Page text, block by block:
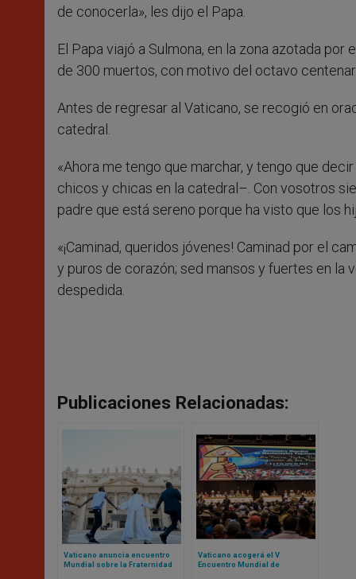
de conocerla», les dijo el Papa.
El Papa viajó a Sulmona, en la zona azotada
de 300 muertos, con motivo del octavo
Antes de regresar al Vaticano, se recogió en
catedral.
«Ahora me tengo que marchar, y tengo que
chicos y chicas en la catedral–. Con vosotros
padre que está sereno porque ha visto que los
«¡Caminad, queridos jóvenes! Caminad por el
y puros de corazón; sed mansos y fuertes en la
despedida.
Publicaciones Relacionadas:
Vaticano anuncia encuentro
Mundial sobre la Fraternidad
Vaticano acogerá el V
Encuentro Mundial de